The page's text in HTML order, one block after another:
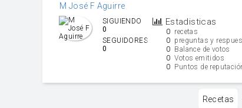
M José F Aguirre
Estadisticas
0 recetas
0 preguntas y
0 Balance de votos
0 Votos emitidos
0 Puntos de
SIGUIENDO
0
SEGUIDORES
0
Recetas